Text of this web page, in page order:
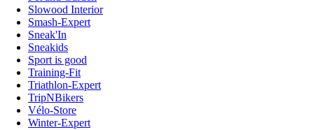
Slowood Interior
Smash-Expert
Sneak'In
Sneakids
Sport is good
Training-Fit
Triathlon-Expert
TripNBikers
Vélo-Store
Winter-Expert